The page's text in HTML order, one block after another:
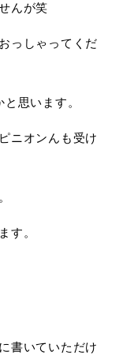
んが笑
っしゃってくだ
思います。
ニオンんも受け
す。
書いていただけ